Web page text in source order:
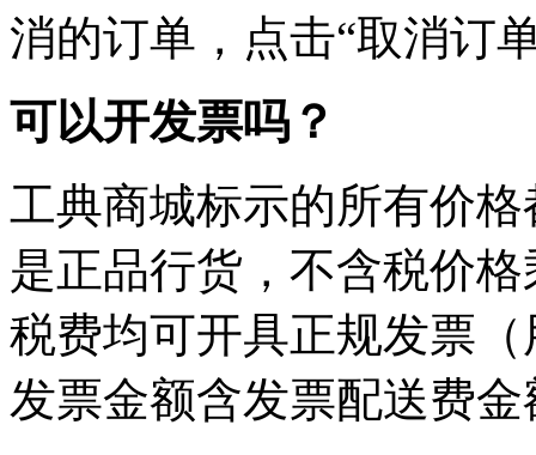
消的订单，点击“取消订
可以开发票吗？
工典商城标示的所有价
是正品行货，不含税价
税费均可开具正规发票
发票金额含发票配送费